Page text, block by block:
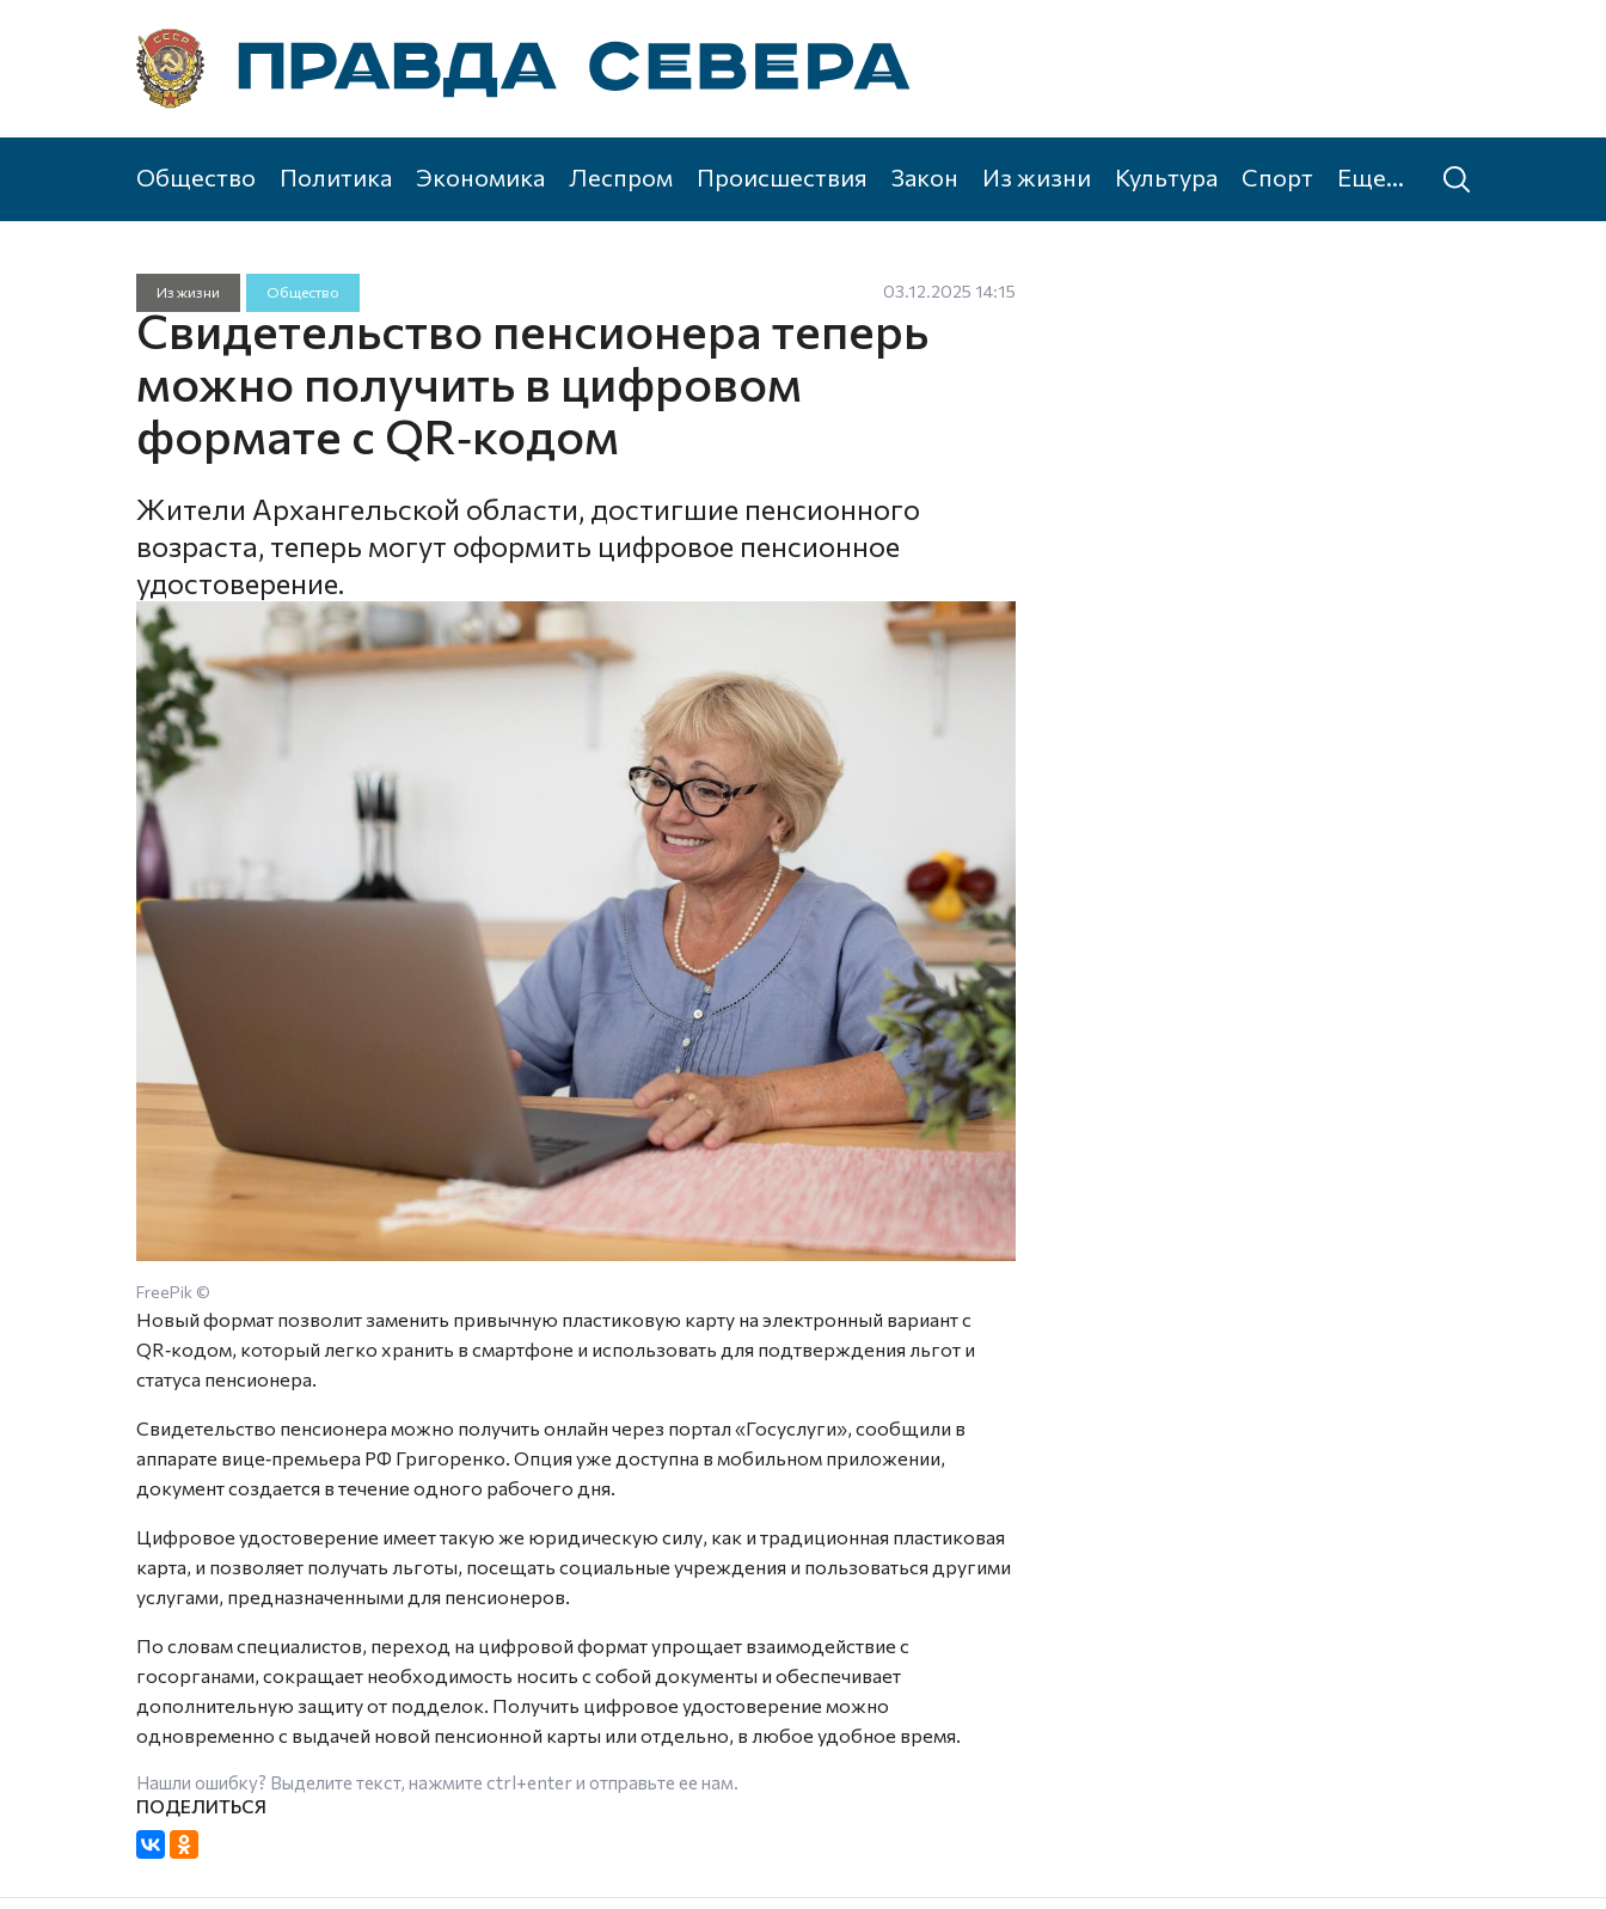
Общество Политика Экономика Леспром Происшествия Закон Из жизни Культура Спорт Еще...
Из жизни Общество 03.12.2025 14:15
Свидетельство пенсионера теперь
можно получить в цифровом
формате с QR‑кодом
Жители Архангельской области, достигшие пенсионного
возраста, теперь могут оформить цифровое пенсионное
удостоверение.
FreePik ©
Новый формат позволит заменить привычную пластиковую карту на электронный вариант с
QR‑кодом, который легко хранить в смартфоне и использовать для подтверждения льгот и
статуса пенсионера.
Свидетельство пенсионера можно получить онлайн через портал «Госуслуги», сообщили в
аппарате вице‑премьера РФ Григоренко. Опция уже доступна в мобильном приложении,
документ создается в течение одного рабочего дня.
Цифровое удостоверение имеет такую же юридическую силу, как и традиционная пластиковая
карта, и позволяет получать льготы, посещать социальные учреждения и пользоваться другими
услугами, предназначенными для пенсионеров.
По словам специалистов, переход на цифровой формат упрощает взаимодействие с
госорганами, сокращает необходимость носить с собой документы и обеспечивает
дополнительную защиту от подделок. Получить цифровое удостоверение можно
одновременно с выдачей новой пенсионной карты или отдельно, в любое удобное время.
Нашли ошибку? Выделите текст, нажмите ctrl+enterи отправьте ее нам.